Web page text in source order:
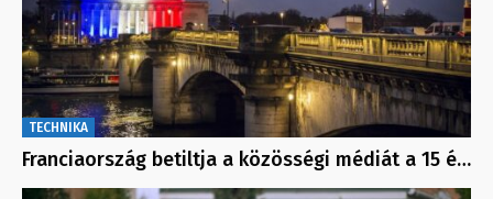
TECHNIKA
Franciaország betiltja a közösségi médiát a 15 é…